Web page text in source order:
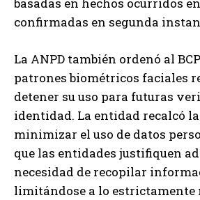
confirmadas en segunda
La ANPD también ordenó al
patrones biométricos faciales
detener su uso para futuras
identidad. La entidad recalcó
minimizar el uso de datos
que las entidades justifiquen
necesidad de recopilar
limitándose a lo estrictamente